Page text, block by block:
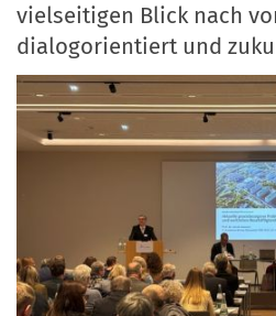
vielseitigen Blick nach
dialogorientiert und